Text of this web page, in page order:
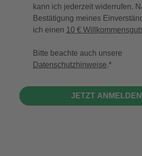
kann ich jederzeit widerrufen.
Bestätigung meines
ich einen 10 €
Bitte beachte auch unsere
Datenschutzhinweise.
JETZT ANMELDEN